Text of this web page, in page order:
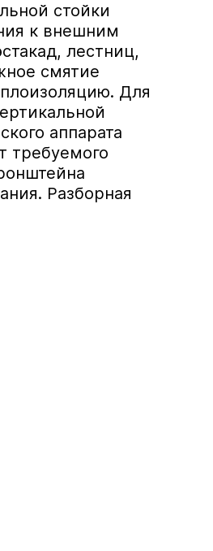
стойки
к внешним
лестниц,
смятие
Для
аппарата
требуемого
Разборная